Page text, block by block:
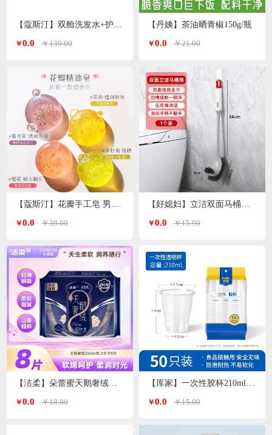
￥0.0 ￥139.00
￥0.0 ￥39.00
【洁柔】朵蕾蜜天鹅奢绒卫生巾日用250mm
￥0.0 ￥18.00
【丹姨】茶油晒青椒150g/瓶
￥0.0 ￥21.00
￥0.0 ￥15.90
【库家】一次性胶杯210ml*50只/包KJ-1452
￥0.0 ￥15.00